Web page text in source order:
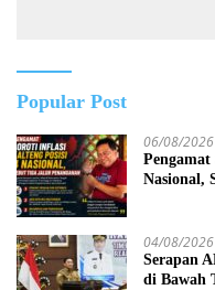
Popular Post
06/08/2026
Nasional,
04/08/2026
Serapan
di Bawah